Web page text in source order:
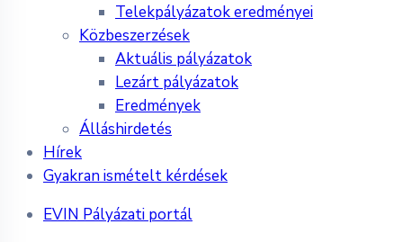
Telekpályázatok eredményei
Közbeszerzések
Aktuális pályázatok
Lezárt pályázatok
Eredmények
Álláshirdetés
Hírek
Gyakran ismételt kérdések
EVIN Pályázati portál